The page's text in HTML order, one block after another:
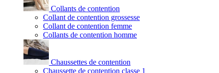
Collants de contention
Collant de contention grossesse
Collant de contention femme
Collants de contention homme
Chaussettes de contention
Chaussette de contention classe 1